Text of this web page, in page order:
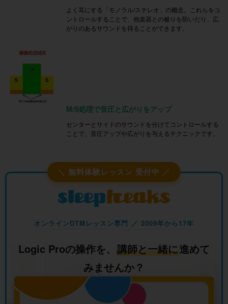
よく耳にする「モノラル/ステレオ」の概念。これらをコ
ントロールすることで、他楽器との被りを防いだり、広
がりのあるサウンドを得ることができます。
M/S処理で音圧と広がりをアップ
センターとサイドのサウンドを分けてコントロールする
ことで、音圧アップや広がりを与えるテクニックです。
＼ 無料体験レッスン 受付中 ／
オンラインDTMレッスン専門 ／ 2009年から17年
Logic Proの操作を、 講師と一緒に進めて
みませんか？